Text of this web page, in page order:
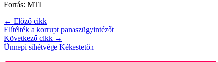
Forrás: MTI
← Előző cikk
Elítélték a korrupt panaszügyintézőt
Következő cikk →
Ünnepi síhétvége Kékestetőn